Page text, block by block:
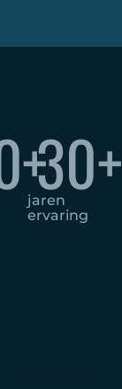
+
jaren
ervaring
30+